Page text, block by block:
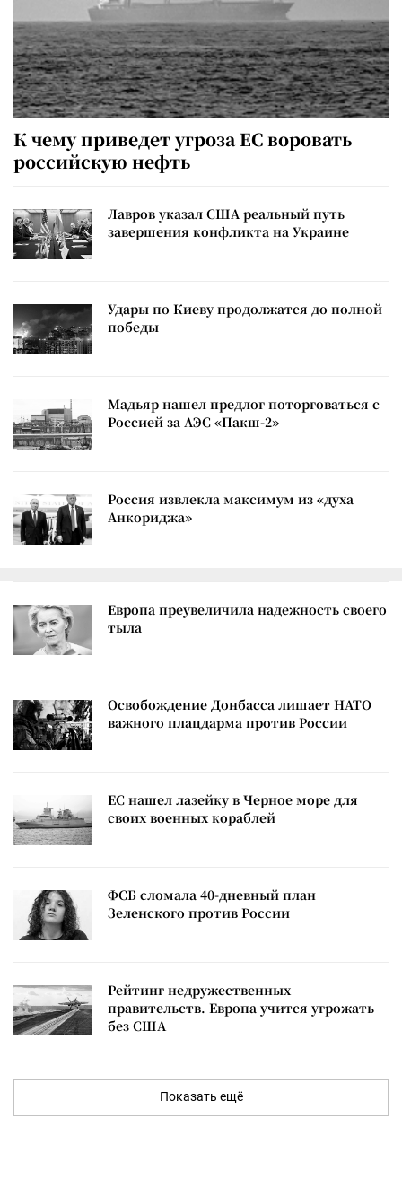
К чему приведет угроза ЕС воровать
российскую нефть
Лавров указал США реальный путь
завершения конфликта на Украине
Удары по Киеву продолжатся до полной
победы
Мадьяр нашел предлог поторговаться с
Россией за АЭС «Пакш-2»
Россия извлекла максимум из «духа
Анкориджа»
Европа преувеличила надежность своего
тыла
Освобождение Донбасса лишает НАТО
важного плацдарма против России
ЕС нашел лазейку в Черное море для
своих военных кораблей
ФСБ сломала 40-дневный план
Зеленского против России
Рейтинг недружественных
правительств. Европа учится угрожать
без США
Показать ещё